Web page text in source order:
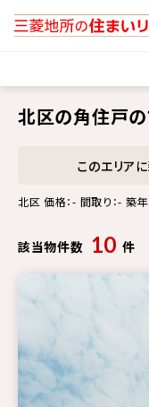
北区の角住戸
このエリア
該当物件数 10 件